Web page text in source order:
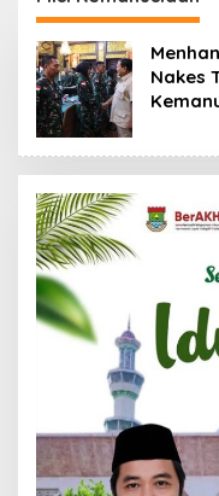
Lintas Sektor
Nakes